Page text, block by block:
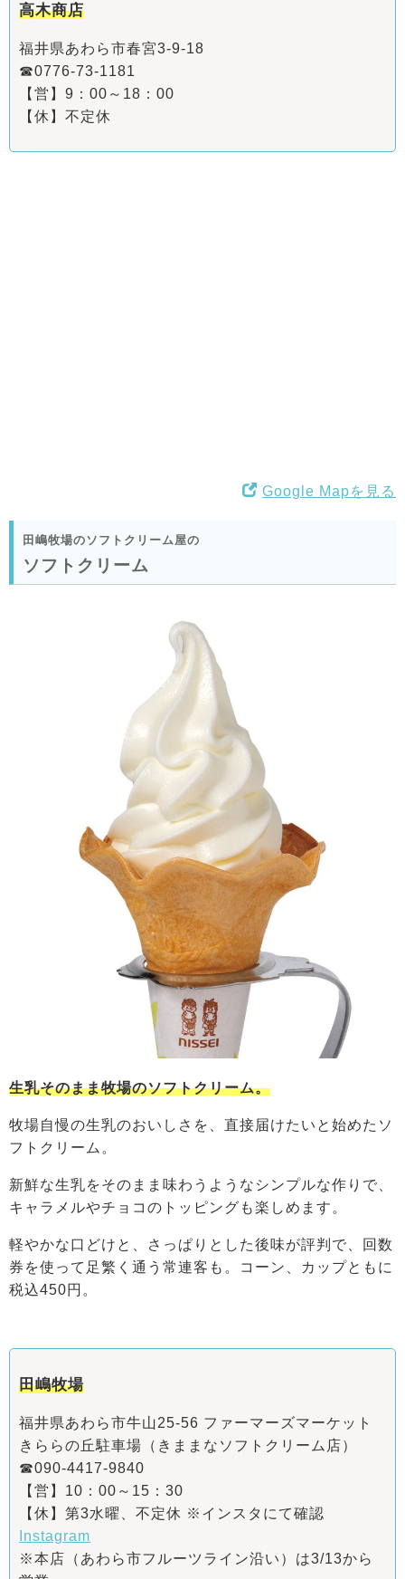
高木商店
福井県あわら市春宮3-9-18
☎0776-73-1181
【営】9：00～18：00
【休】不定休
Google Mapを見る
田嶋牧場のソフトクリーム屋の
ソフトクリーム
生乳そのまま牧場のソフトクリーム。
牧場自慢の生乳のおいしさを、直接届けたいと始めたソ
フトクリーム。
新鮮な生乳をそのまま味わうようなシンプルな作りで、
キャラメルやチョコのトッピングも楽しめます。
軽やかな口どけと、さっぱりとした後味が評判で、回数
券を使って足繁く通う常連客も。コーン、カップともに
税込450円。
田嶋牧場
福井県あわら市牛山25-56 ファーマーズマーケット
きららの丘駐車場（きままなソフトクリーム店）
☎090-4417-9840
【営】10：00～15：30
【休】第3水曜、不定休 ※インスタにて確認
Instagram
※本店（あわら市フルーツライン沿い）は3/13から